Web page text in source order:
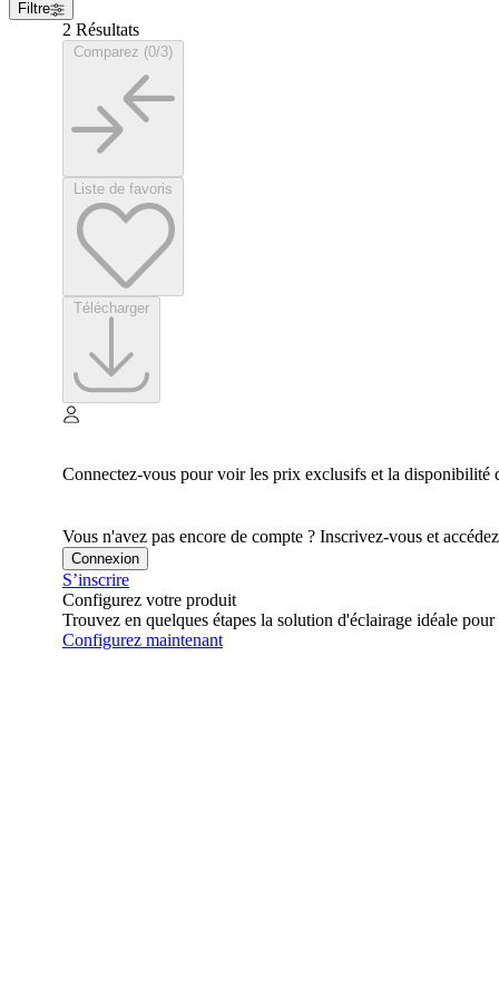
Filtre
2 Résultats
Connectez-vous pour voir les prix exclusifs et la disponibilité
Vous n'avez pas encore de compte ? Inscrivez-vous et
Connexion
S’inscrire
Configurez votre produit
Trouvez en quelques étapes la solution d'éclairage idéale
Configurez maintenant